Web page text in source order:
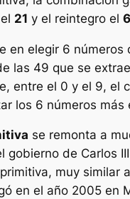
21 y el reintegro el 6
en elegir 6
las 49 que se
entre el 0 y el 9, el
los 6 números más
se remonta a
gobierno de Carlos
muy similar
en el año 2005 en